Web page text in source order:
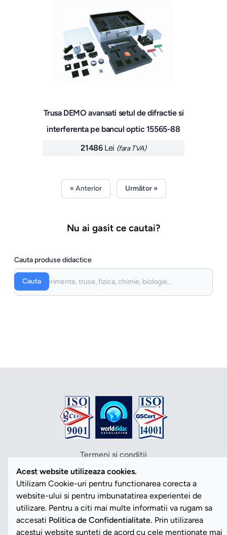
Trusa DEMO avansati setul de difractie si
interferenta pe bancul optic 15565-88
21486 Lei (fara TVA)
« Anterior Următor »
Nu ai gasit ce cautai?
Cauta produse didactice
Cauta
Termeni si conditii
Politica de confidentialitate
Politica cookies
ANPC
SOL
SAL
Vezi Cookies
Acest website utilizeaza cookies.
Utilizam Cookie-uri pentru functionarea corecta a
website-ului si pentru imbunatatirea experientei de
utilizare. Pentru a citi mai multe informatii va rugam sa
accesati Politica de Confidentialitate. Prin utilizarea
acestui website sunteti de acord cu cele mentionate mai